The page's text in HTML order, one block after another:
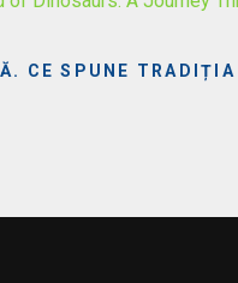
CE SPUNE